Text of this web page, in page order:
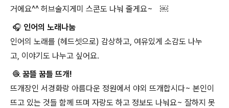
거에요^^ 허브술지게미 스콘도 나눠 줄게요~ ￼
🎧️ 인어의 노래나눔
인어의 노래를 (헤드셋으로) 감상하고, 여유있게 소감도 나누
고, 이야기도 나누고 싶어요.
🧶 꿈뜰 꿈틀 뜨개!
뜨개장인 서경화랑 아름다운 정원에서 야외 뜨개합시다~ 본인이
뜨고 있는 것들 함께 뜨며 자랑도 하고 정보도 나눠요~ 잘하지 못